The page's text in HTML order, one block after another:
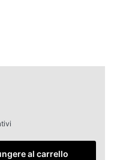
al carrello